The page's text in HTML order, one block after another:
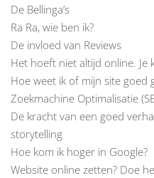
De Bellinga’s
Ra Ra, wie ben ik?
De invloed van Reviews
Het hoeft niet altijd online.
Hoe weet ik of mijn site goed
Zoekmachine Optimalisatie
De kracht van een goed
storytelling
Hoe kom ik hoger in Google?
Website online zetten? Doe